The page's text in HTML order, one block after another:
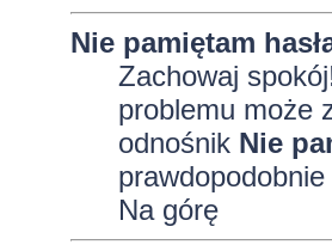
Nie pamiętam
Zachowaj
problemu może
odnośnik Nie
Na górę